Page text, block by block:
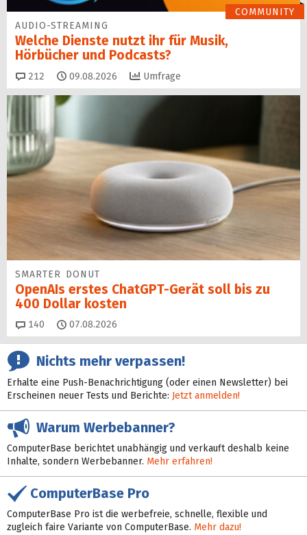
COMMUNITY
AUDIO-STREAMING
Welche Dienste nutzt ihr für Musik,
Hörbücher und Podcasts?
212 Kommentare
09.08.2026 Umfrage
SMARTER DONUT
OpenAIs erstes ChatGPT-Gerät soll bis zu
400 Dollar kosten
140 Kommentare
07.08.2026
Nichts mehr verpassen!
Erhalte eine Push-Benachrichtigung (oder einen Newsletter) bei
Erscheinen neuer Tests und Berichte: Jetzt anmelden!
Warum Werbebanner?
ComputerBase berichtet unabhängig und verkauft deshalb keine
Inhalte, sondern Werbebanner. Mehr erfahren!
ComputerBase Pro
ComputerBase Pro ist die werbefreie, schnelle, flexible und
zugleich faire Variante von ComputerBase. Mehr dazu!